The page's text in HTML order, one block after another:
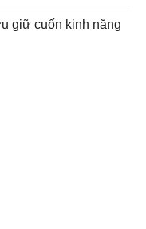
giữ cuốn kinh nặng